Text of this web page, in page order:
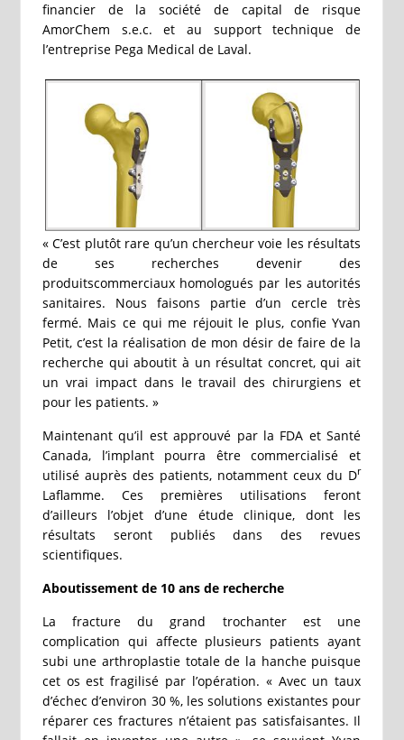
financier de la société de capital de risque
AmorChem s.e.c. et au support technique de
l’entreprise Pega Medical de Laval.
« C’est plutôt rare qu’un chercheur voie les résultats
de ses recherches devenir des
produitscommerciaux homologués par les autorités
sanitaires. Nous faisons partie d’un cercle très
fermé. Mais ce qui me réjouit le plus, confie Yvan
Petit, c’est la réalisation de mon désir de faire de la
recherche qui aboutit à un résultat concret, qui ait
un vrai impact dans le travail des chirurgiens et
pour les patients. »
Maintenant qu’il est approuvé par la FDA et Santé
Canada, l’implant pourra être commercialisé et
utilisé auprès des patients, notamment ceux du Dr
Laflamme. Ces premières utilisations feront
d’ailleurs l’objet d’une étude clinique, dont les
résultats seront publiés dans des revues
scientifiques.
Aboutissement de 10 ans de recherche
La fracture du grand trochanter est une
complication qui affecte plusieurs patients ayant
subi une arthroplastie totale de la hanche puisque
cet os est fragilisé par l’opération. « Avec un taux
d’échec d’environ 30 %, les solutions existantes pour
réparer ces fractures n’étaient pas satisfaisantes. Il